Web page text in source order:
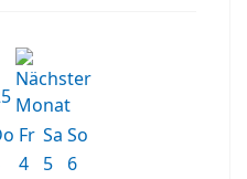
Fr Sa So
4 5
6